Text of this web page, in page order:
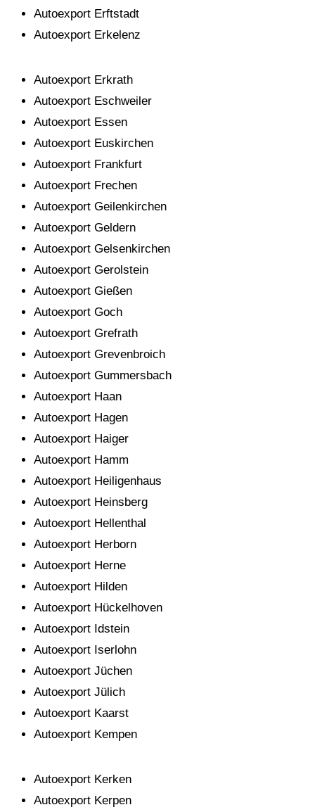
Autoexport Erftstadt
Autoexport Erkelenz
Autoexport Erkrath
Autoexport Eschweiler
Autoexport Essen
Autoexport Euskirchen
Autoexport Frankfurt
Autoexport Frechen
Autoexport Geilenkirchen
Autoexport Geldern
Autoexport Gelsenkirchen
Autoexport Gerolstein
Autoexport Gießen
Autoexport Goch
Autoexport Grefrath
Autoexport Grevenbroich
Autoexport Gummersbach
Autoexport Haan
Autoexport Hagen
Autoexport Haiger
Autoexport Hamm
Autoexport Heiligenhaus
Autoexport Heinsberg
Autoexport Hellenthal
Autoexport Herborn
Autoexport Herne
Autoexport Hilden
Autoexport Hückelhoven
Autoexport Idstein
Autoexport Iserlohn
Autoexport Jüchen
Autoexport Jülich
Autoexport Kaarst
Autoexport Kempen
Autoexport Kerken
Autoexport Kerpen